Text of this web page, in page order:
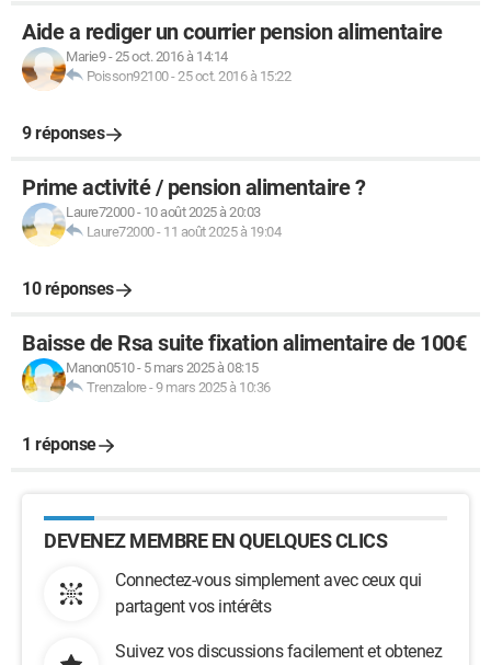
Aide a rediger un courrier pension alimentaire
Marie9-25 oct. 2016 à 14:14
Poisson92100-25 oct. 2016 à 15:22
9 réponses
Prime activité / pension alimentaire ?
Laure72000- 10 août 2025 à 20:03
Laure72000- 11 août 2025 à 19:04
10 réponses
Baisse de Rsa suite fixation alimentaire de 100€
Manon0510- 5 mars 2025 à 08:15
Trenzalore-9 mars 2025 à 10:36
1 réponse
DEVENEZ MEMBRE EN QUELQUES CLICS
Connectez-vous simplement avec ceux qui
partagent vos intérêts
Suivez vos discussions facilement et obtenez